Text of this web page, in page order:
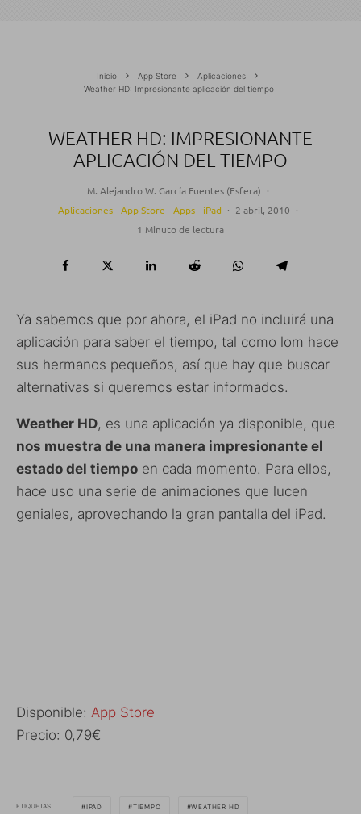
Inicio App Store
Aplicaciones
Weather HD: Impresionante aplicación del tiempo
WEATHER HD: IMPRESIONANTE
APLICACIÓN DEL TIEMPO
M. Alejandro W. García Fuentes (Esfera) ·
Aplicaciones
App Store Apps iPad · 2 abril, 2010 ·
1 Minuto de lectura
Ya sabemos que por ahora, el iPad no incluirá una
aplicación para saber el tiempo, tal como lom hace
sus hermanos pequeños, así que hay que buscar
alternativas si queremos estar informados.
Weather HD, es una aplicación ya disponible, que
nos muestra de una manera impresionante el
estado del tiempo en cada momento. Para ellos,
hace uso una serie de animaciones que lucen
geniales, aprovechando la gran pantalla del iPad.
Disponible: App Store
Precio: 0,79€
ETIQUETAS IPAD TIEMPO WEATHER HD